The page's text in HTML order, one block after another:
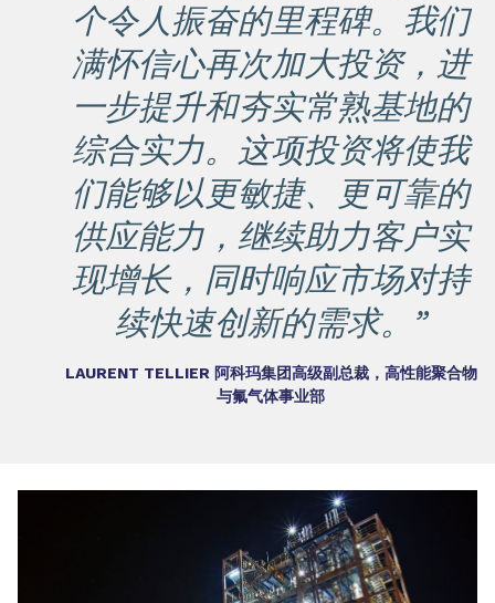
个令人振奋的里程碑。我们
满怀信心再次加大投资，进
一步提升和夯实常熟基地的
综合实力。这项投资将使我
们能够以更敏捷、更可靠的
供应能力，继续助力客户实
现增长，同时响应市场对持
续快速创新的需求。”
LAURENT TELLIER 阿科玛集团高级副总裁，高性能聚合物
与氟气体事业部